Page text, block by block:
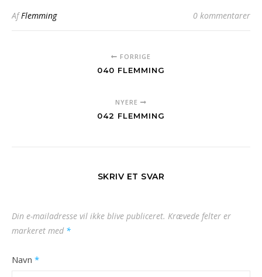
AfFlemming 0 kommentarer
FORRIGE
040 FLEMMING
NYERE
042 FLEMMING
SKRIV ET SVAR
Din e-mailadresse vil ikke blive publiceret. Krævede felter er
markeret med *
Navn *